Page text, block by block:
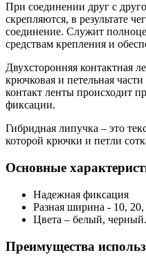
При соединении друг с
скрепляются, в результате
соединение. Служит
средствам крепления и
Двухсторонняя контактная
крючковая и петельная
контакт ленты происходит
фиксации.
Гибридная липучка – это
которой крючки и петли
Основные
Надежная фиксация
Разная ширина - 10,
Цвета – белый, черный.
Преимущества